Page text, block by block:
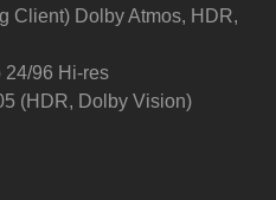
Client) Dolby Atmos, HDR,
24/96 Hi-res
(HDR, Dolby Vision)